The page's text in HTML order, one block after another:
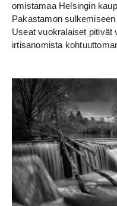
omistamaa Helsingin
Pakastamon
Useat vuokralaiset pitivät
irtisanomista